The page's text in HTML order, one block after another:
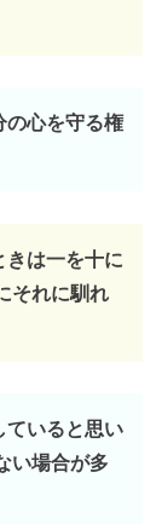
の心を守る権
きは一を十に
それに馴れ
ていると思い
い場合が多